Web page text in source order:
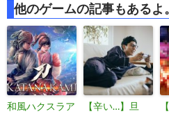
他のゲームの記事もあるよ。
和風ハクスラア
【辛い…】旦